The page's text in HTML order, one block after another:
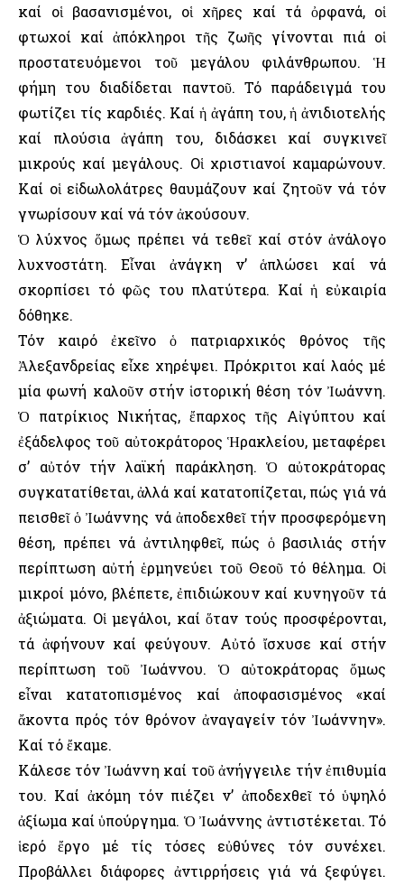
καί οἱ βασανισμένοι, οἱ χῆρες καί τά ὀρφανά, οἱ
φτωχοί καί ἀπόκληροι τῆς ζωῆς γίνονται πιά οἱ
προστατευόμενοι τοῦ μεγάλου φιλάνθρωπου. Ἡ
φήμη του διαδίδεται παντοῦ. Τό παράδειγμά του
φωτίζει τίς καρδιές. Καί ἡ ἀγάπη του, ἡ ἀνιδιοτελής
καί πλούσια ἀγάπη του, διδάσκει καί συγκινεῖ
μικρούς καί μεγάλους. Οἱ χριστιανοί καμαρώνουν.
Καί οἱ εἰδωλολάτρες θαυμάζουν καί ζητοῦν νά τόν
γνωρίσουν καί νά τόν ἀκούσουν.
Ὁ λύχνος ὅμως πρέπει νά τεθεῖ καί στόν ἀνάλογο
λυχνοστάτη. Εἶναι ἀνάγκη ν’ ἁπλώσει καί νά
σκορπίσει τό φῶς του πλατύτερα. Καί ἡ εὐκαιρία
δόθηκε.
Τόν καιρό ἐκεῖνο ὁ πατριαρχικός θρόνος τῆς
Ἀλεξανδρείας εἶχε χηρέψει. Πρόκριτοι καί λαός μέ
μία φωνή καλοῦν στήν ἱστορική θέση τόν Ἰωάννη.
Ὁ πατρίκιος Νικήτας, ἔπαρχος τῆς Αἰγύπτου καί
ἐξάδελφος τοῦ αὐτοκράτορος Ἡρακλείου, μεταφέρει
σ’ αὐτόν τήν λαϊκή παράκληση. Ὁ αὐτοκράτορας
συγκατατίθεται, ἀλλά καί κατατοπίζεται, πώς γιά νά
πεισθεῖ ὁ Ἰωάννης νά ἀποδεχθεῖ τήν προσφερόμενη
θέση, πρέπει νά ἀντιληφθεῖ, πώς ὁ βασιλιάς στήν
περίπτωση αὐτή ἑρμηνεύει τοῦ Θεοῦ τό θέλημα. Οἱ
μικροί μόνο, βλέπετε, ἐπιδιώκουν καί κυνηγοῦν τά
ἀξιώματα. Οἱ μεγάλοι, καί ὅταν τούς προσφέρονται,
τά ἀφήνουν καί φεύγουν. Αὐτό ἴσχυσε καί στήν
περίπτωση τοῦ Ἰωάννου. Ὁ αὐτοκράτορας ὅμως
εἶναι κατατοπισμένος καί ἀποφασισμένος «καί
ἄκοντα πρός τόν θρόνον ἀναγαγείν τόν Ἰωάννην».
Καί τό ἔκαμε.
Κάλεσε τόν Ἰωάννη καί τοῦ ἀνήγγειλε τήν ἐπιθυμία
του. Καί ἀκόμη τόν πιέζει ν’ ἀποδεχθεῖ τό ὑψηλό
ἀξίωμα καί ὑπούργημα. Ὁ Ἰωάννης ἀντιστέκεται. Τό
ἱερό ἔργο μέ τίς τόσες εὐθύνες τόν συνέχει.
Προβάλλει διάφορες ἀντιρρήσεις γιά νά ξεφύγει.